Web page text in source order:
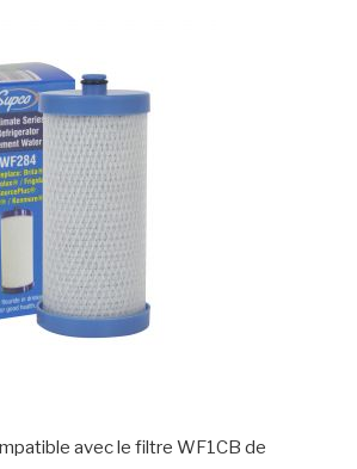
avec le filtre WF1CB de